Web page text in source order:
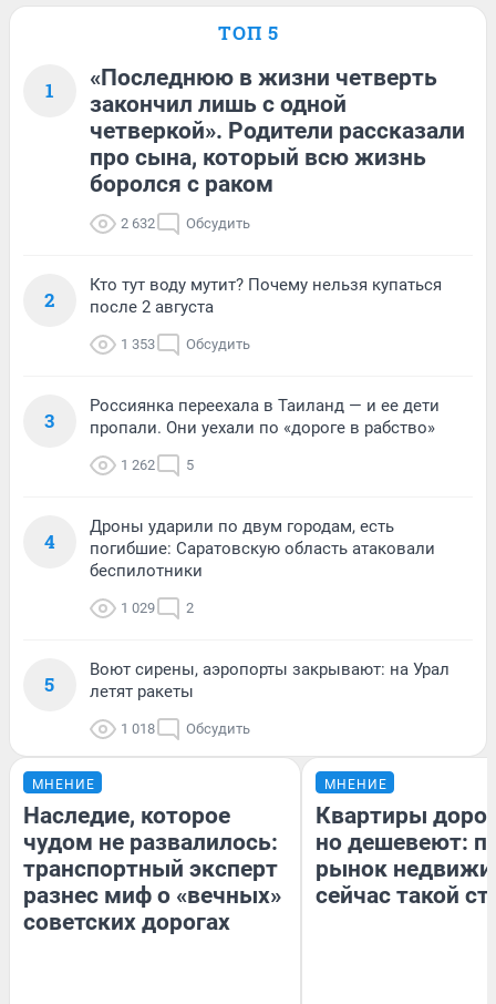
ТОП 5
1
«Последнюю в жизни четверть
закончил лишь с одной
четверкой». Родители рассказали
про сына, который всю жизнь
боролся с раком
2 632 Обсудить
2
Кто тут воду мутит? Почему нельзя купаться
после 2 августа
1 353 Обсудить
3
Россиянка переехала в Таиланд — и ее дети
пропали. Они уехали по «дороге в рабство»
1 262 5
4
Дроны ударили по двум городам, есть
погибшие: Саратовскую область атаковали
беспилотники
1 029 2
5
Воют сирены, аэропорты закрывают: на Урал
летят ракеты
1 018 Обсудить
МНЕНИЕ
Наследие, которое
чудом не развалилось:
транспортный эксперт
разнес миф о «вечных»
советских дорогах
МНЕНИЕ
Квартиры
но дешевеют:
рынок
сейчас такой